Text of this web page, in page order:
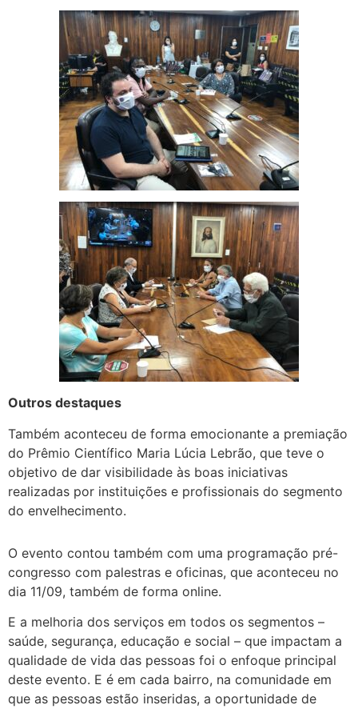
Outros destaques
Também aconteceu de forma emocionante a premiação
do Prêmio Científico Maria Lúcia Lebrão, que teve o
objetivo de dar visibilidade às boas iniciativas
realizadas por instituições e profissionais do segmento
do envelhecimento.
O evento contou também com uma programação pré-
congresso com palestras e oficinas, que aconteceu no
dia 11/09, também de forma online.
E a melhoria dos serviços em todos os segmentos –
saúde, segurança, educação e social – que impactam a
qualidade de vida das pessoas foi o enfoque principal
deste evento. E é em cada bairro, na comunidade em
que as pessoas estão inseridas, a oportunidade de